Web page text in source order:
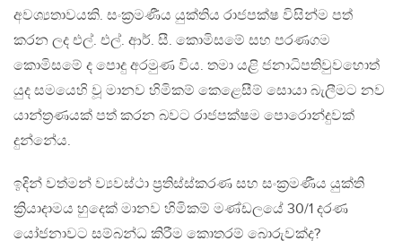
අවශ්‍යතාවයකි. සංක්‍රමණීය යුක්තිය රාජපක්ෂ විසින්ම පත්
කරන ලද එල්. එල්. ආර්. සී. කොමිසමේ සහ පරණගම
කොමිසමේ ද පොදු අරමුණ විය. තමා යළි ජනාධිපතිවුවහොත්
යුද සමයෙහි වූ මානව හිමිකම් කෙළෙසීම් සොයා බැලීමට නව
යාන්ත්‍රණයක් පත් කරන බවට රාජපක්ෂම පොරොන්දුවක්
දුන්නේය.
ඉදින් වත්මන් ව්‍යවස්ථා ප්‍රතිස්ස්කරණ සහ සංක්‍රමණීය යුක්ති
ක්‍රියාදාමය හුදෙක් මානව හිමිකම් මණ්ඩලයේ 30/1 දරණ
යෝජනාවට සම්බන්ධ කිරීම කොතරම් බොරුවක්ද?